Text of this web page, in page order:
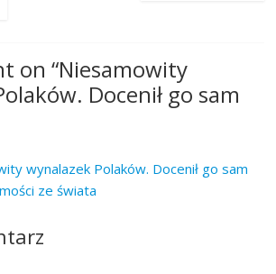
on “Niesamowity
Docenił go sam
wynalazek Polaków. Docenił go sam
ze świata